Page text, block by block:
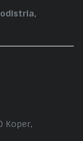
Koper,